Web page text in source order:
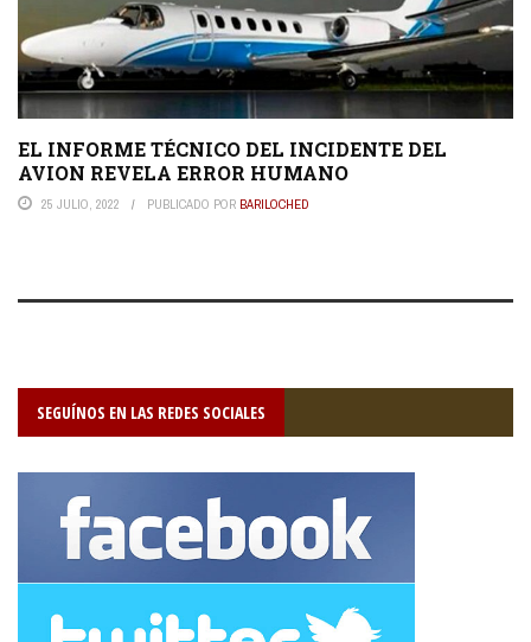
EL INFORME TÉCNICO DEL INCIDENTE DEL
AVION REVELA ERROR HUMANO
25 JULIO, 2022 PUBLICADO POR BARILOCHED
SEGUÍNOS EN LAS REDES SOCIALES